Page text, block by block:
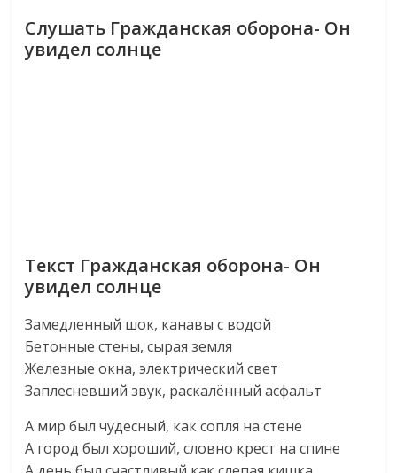
Слушать Гражданская оборона- Он
увидел солнце
Текст Гражданская оборона- Он
увидел солнце
Замедленный шок, канавы с водой
Бетонные стены, сырая земля
Железные окна, электрический свет
Заплесневший звук, раскалённый асфальт
А мир был чудесный, как сопля на стене
А город был хороший, словно крест на спине